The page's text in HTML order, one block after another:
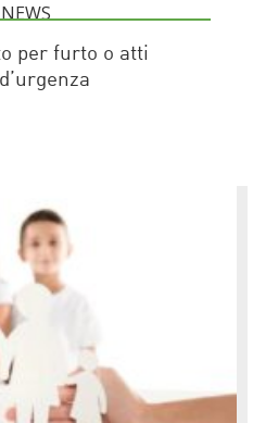
per furto o atti